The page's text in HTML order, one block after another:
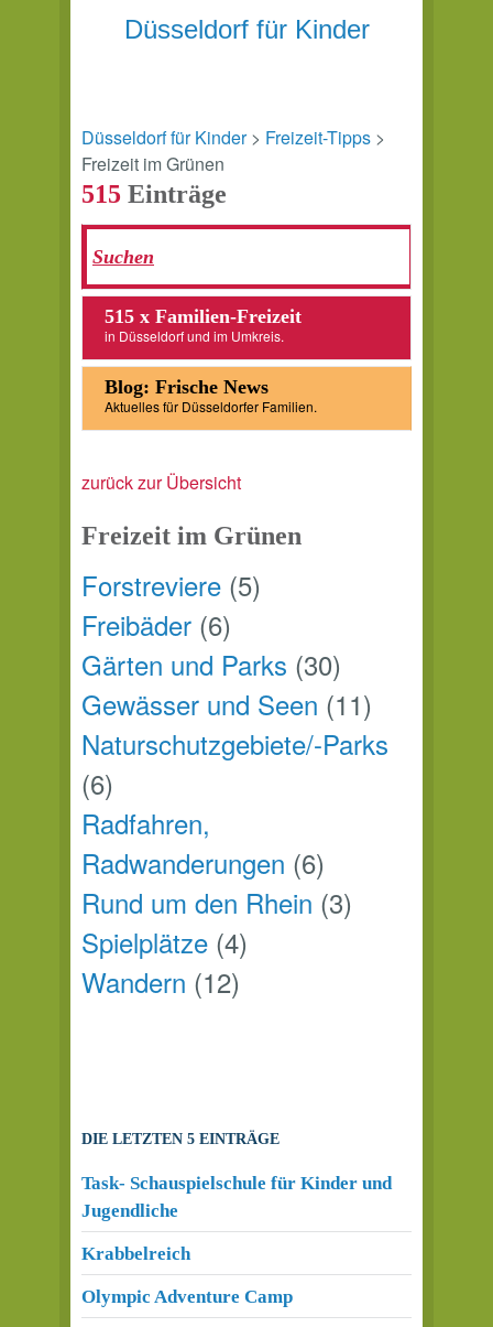
Düsseldorf für Kinder
Düsseldorf für Kinder> Freizeit-Tipps >
Freizeit im Grünen
515 Einträge
515 x Familien-Freizeit
in Düsseldorf und im Umkreis.
Blog: Frische News
Aktuelles für Düsseldorfer Familien.
zurück zur Übersicht
Freizeit im Grünen
Forstreviere (5)
Freibäder (6)
Gärten und Parks (30)
Gewässer und Seen (11)
Naturschutzgebiete/-Parks
(6)
Radfahren,
Radwanderungen (6)
Rund um den Rhein (3)
Spielplätze (4)
Wandern (12)
DIE LETZTEN 5 EINTRÄGE
Task- Schauspielschule für Kinder und
Jugendliche
Krabbelreich
Olympic Adventure Camp